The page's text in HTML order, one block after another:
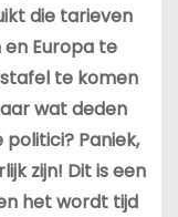
die tarieven
Europa te
te komen
wat deden
Paniek,
zijn! Dit is een
het wordt tijd